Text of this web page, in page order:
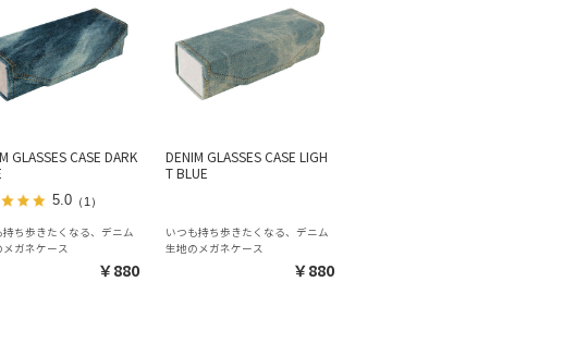
GLASSES CASE DARK
5.0（1）
持ち歩きたくなる、デニム
メガネケース
￥880
DENIM GLASSES CASE LIGH
T BLUE
いつも持ち歩きたくなる、デニム
生地のメガネケース
￥880